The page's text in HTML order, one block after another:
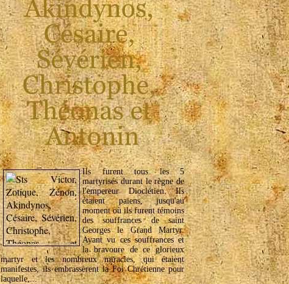
Ils furent tous les 5
martyrisés durant le règne de
l'empereur Dioclétien. Ils
étaient païens, jusqu'au
moment où ils furent témoins
des souffrances de saint
Georges le Grand Martyr.
Ayant vu ces souffrances et
la bravoure de ce glorieux
martyr et les nombreux miracles, qui étaient
manifestes, ils embrassèrent la Foi Chrétienne pour
laquelle,...